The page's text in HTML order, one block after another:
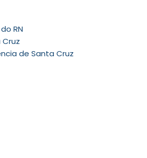
RN
de Santa Cruz